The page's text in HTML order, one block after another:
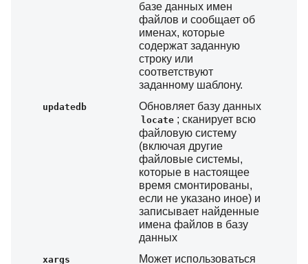
базе данных имен
файлов и сообщает об
именах, которые
содержат заданную
строку или
соответствуют
заданному шаблону.
updatedb Обновляет базу данных
locate ; сканирует всю
файловую систему
(включая другие
файловые системы,
которые в настоящее
время смонтированы,
если не указано иное) и
записывает найденные
имена файлов в базу
данных
xargs
Может использоваться